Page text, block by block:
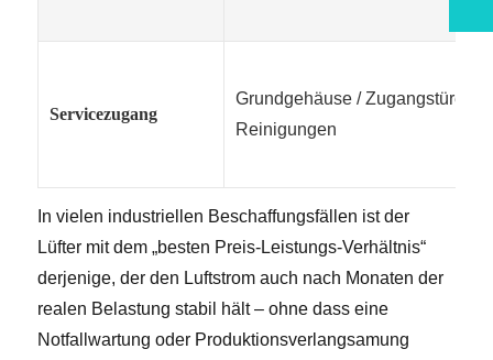
Servicezugang
Grundgehäuse / Zugangstüren,
Reinigungen
In vielen industriellen Beschaffungsfällen ist der
Lüfter mit dem „besten Preis-Leistungs-Verhältnis“
derjenige, der den Luftstrom auch nach Monaten der
realen Belastung stabil hält – ohne dass eine
Notfallwartung oder Produktionsverlangsamung